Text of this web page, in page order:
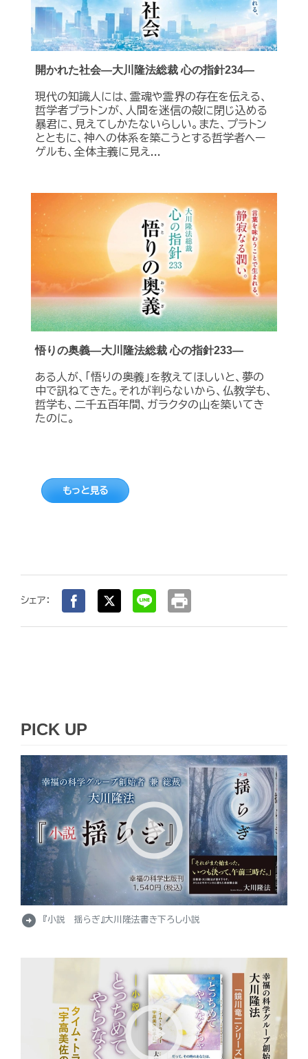
開かれた社会―大川隆法総裁 心の指針234―
現代の知識人には、霊魂や霊界の存在を伝える、
哲学者プラトンが、人間を迷信の殻に閉じ込める
暴君に、見えてしかたないらしい。また、プラトン
とともに、神への体系を築こうとする哲学者ヘー
ゲルも、全体主義に見え...
悟りの奥義―大川隆法総裁 心の指針233―
ある人が、「悟りの奥義」を教えてほしいと、夢の
中で訊ねてきた。それが判らないから、仏教学も、
哲学も、二千五百年間、ガラクタの山を築いてき
たのに。
もっと見る
シェア： print
PICK UP
arrow_circle_right 『小説 揺らぎ』大川隆法書き下ろし小説